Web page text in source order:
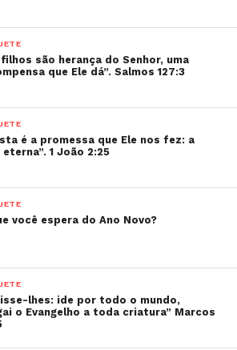
filhos são herança do Senhor, uma
que Ele dá”. Salmos 127:3
é a promessa que Ele nos fez: a
eterna”. 1 João 2:25
você espera do Ano Novo?
lhes: ide por todo o mundo,
o Evangelho a toda criatura” Marcos